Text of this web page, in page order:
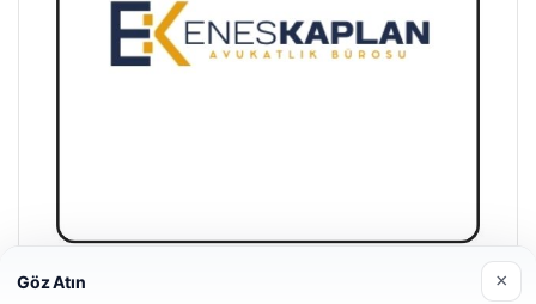
Enes Kaplan Avukatlık Bürosu
Göz Atın ×